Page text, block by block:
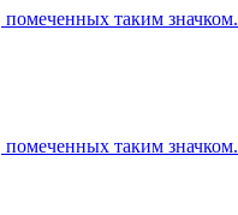
таким значком.
таким значком.